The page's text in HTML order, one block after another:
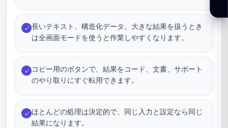
✓ 長いテキスト、構造化データ、大きな結果を扱うとき
は全画面モードを使うと作業しやすくなります。
✓ コピー用のボタンで、結果をコード、文書、サポート
のやり取りにすぐ転用できます。
✓ ほとんどの処理は決定的で、同じ入力と設定なら同じ
結果になります。